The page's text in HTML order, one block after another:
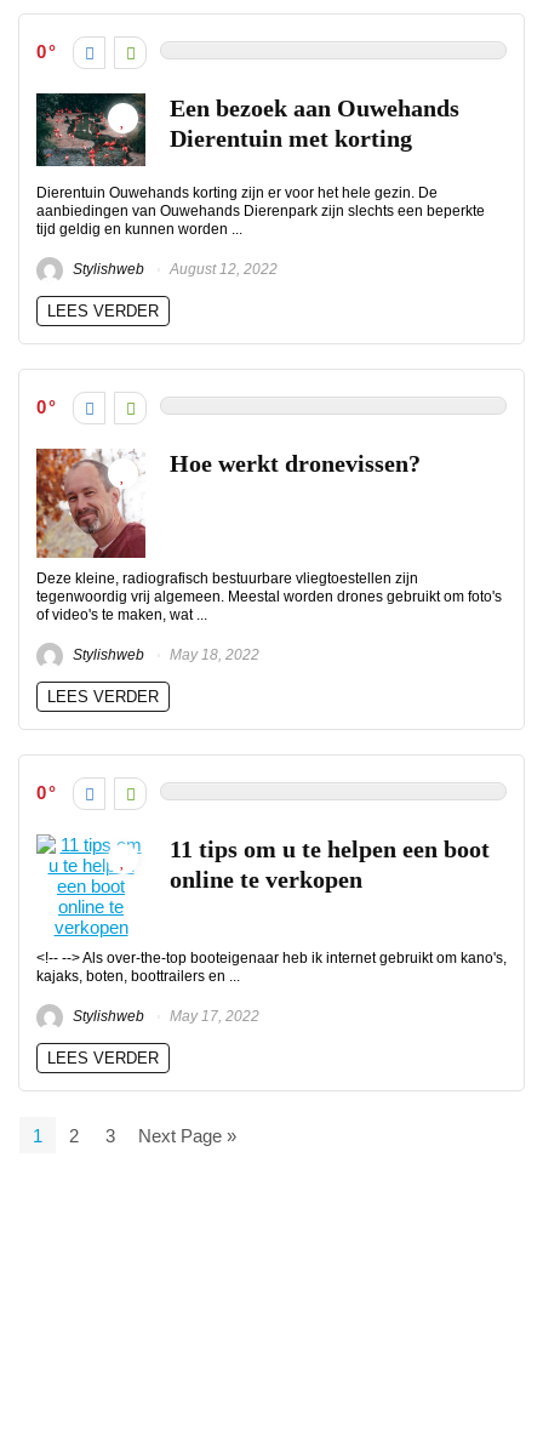
0
Een bezoek aan Ouwehands
Dierentuin met korting
Dierentuin Ouwehands korting zijn er voor het hele gezin. De
aanbiedingen van Ouwehands Dierenpark zijn slechts een beperkte
tijd geldig en kunnen worden ...
Stylishweb August 12, 2022
LEES VERDER
0
Hoe werkt dronevissen?
Deze kleine, radiografisch bestuurbare vliegtoestellen zijn
tegenwoordig vrij algemeen. Meestal worden drones gebruikt om foto's
of video's te maken, wat ...
Stylishweb May 18, 2022
LEES VERDER
0
11 tips om u te helpen een boot
online te verkopen
<!-- --> Als over-the-top booteigenaar heb ik internet gebruikt om kano's,
kajaks, boten, boottrailers en ...
Stylishweb May 17, 2022
LEES VERDER
1 2 3 Next Page »